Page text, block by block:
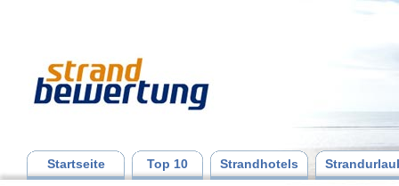
Startseite Top 10 Strandhotels